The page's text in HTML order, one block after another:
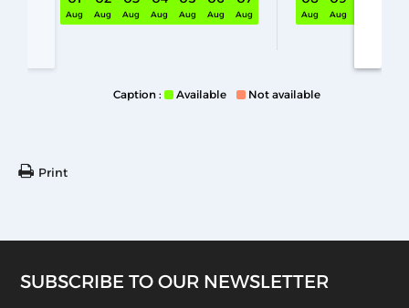
Aug Aug Aug Aug Aug Aug Aug Aug Aug
Caption : Available Not available
Print
SUBSCRIBE TO OUR NEWSLETTER